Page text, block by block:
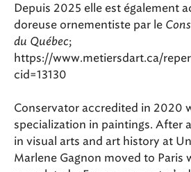
Depuis 2025 elle est également
doreuse ornementiste par le
du Québec;
https://www.metiersdart.ca/
cid=13130
Conservator accredited in 2020
specialization in paintings. After
in visual arts and art history at
Marlene Gagnon moved to Paris